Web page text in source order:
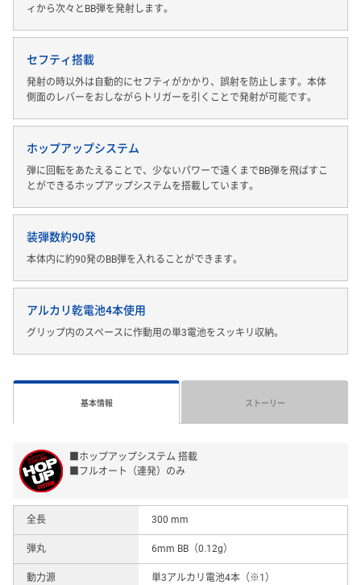
ィから次々とBB弾を発射します。
セフティ搭載
発射の時以外は自動的にセフティがかかり、誤射を防止します。本体
側面のレバーをおしながらトリガーを引くことで発射が可能です。
ホップアップシステム
弾に回転をあたえることで、少ないパワーで遠くまでBB弾を飛ばすこ
とができるホップアップシステムを搭載しています。
装弾数約90発
本体内に約90発のBB弾を入れることができます。
アルカリ乾電池4本使用
グリップ内のスペースに作動用の単3電池をスッキリ収納。
基本情報
■ホップアップシステム 搭載
■フルオート（連発）のみ
全長 300 mm
弾丸 6mm BB（0.12g）
動力源 単3アルカリ電池4本（※1）
ストーリー